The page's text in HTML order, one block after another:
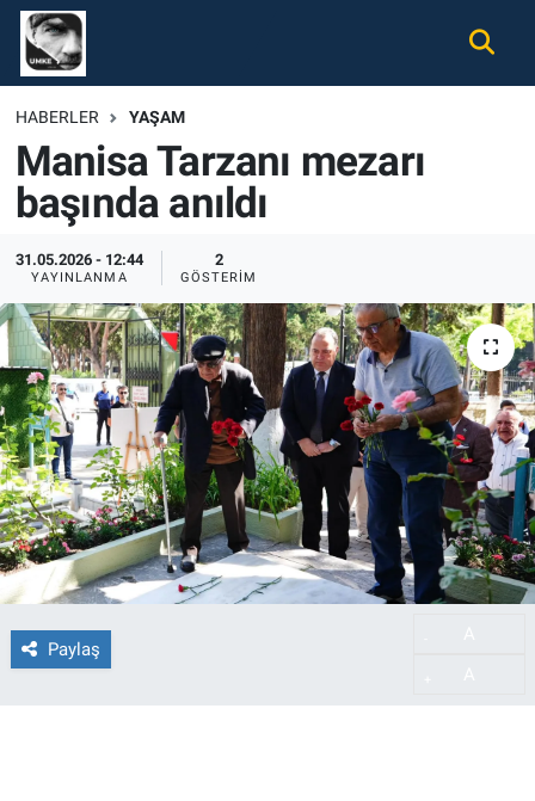
HABERLER YAŞAM
Manisa Tarzanı mezarı
başında anıldı
31.05.2026 - 12:44
YAYINLANMA
2
GÖSTERIM
Paylaş
Gündem
Ekonomi
Spor
Magazin
Tüm Haberler
İletişim
Künye
Nöbetçi Eczaneler
Hava Durumu
Namaz Vakitleri
Trafik Durumu
Süper Lig Puan Durumu ve Fikstür
Tüm Manşetler
Son Dakika Haberleri
Haber Arşivi